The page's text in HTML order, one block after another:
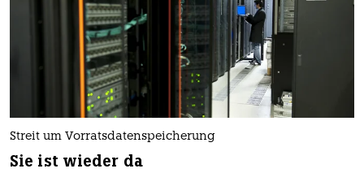
Streit um Vorratsdatenspeicherung
Sie ist wieder da